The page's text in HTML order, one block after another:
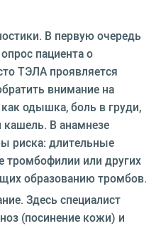
В первую очередь
пациента о
ТЭЛА проявляется
внимание на
одышка, боль в груди,
кашель. В анамнезе
риска: длительные
тромбофилии или других
образованию тромбов.
Здесь специалист
(посинение кожи) и